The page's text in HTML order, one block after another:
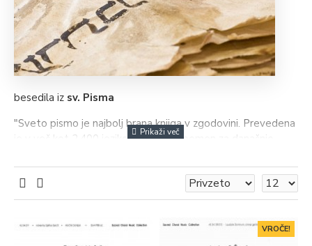
besedila iz sv. Pisma
"Sveto pismo je najbolj brana knjiga v zgodovini. Prevedena
je v več kot 2.400 jezikov. Ima velik pomen za današnjo
versko ali zgodovinsko knjigo, saj vsebuje mnogo podatkov
o zgodovini Judov ter dogajanju v Palestini ob začetku
našega štetja. "
[Vir citata:https://sl.wikipedia.org/wiki/Sveto_pismo] VROČE!